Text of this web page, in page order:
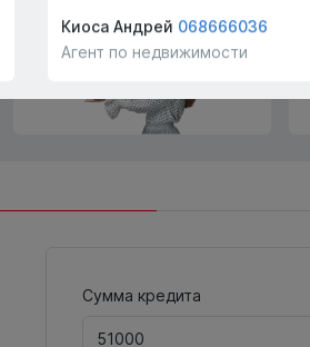
бесплатно!
Сумма кредита
Киоса Андрей 068666036
Агент по недвижимости